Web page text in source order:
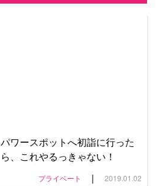
パワースポットへ初詣に行った
ら、これやるっきゃない！
プライベート | 2019.01.02